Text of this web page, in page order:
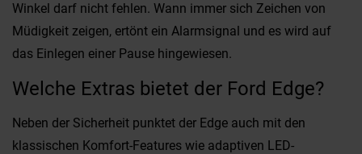
Winkel darf nicht fehlen. Wann immer sich Zeichen von
Müdigkeit zeigen, ertönt ein Alarmsignal und es wird auf
das Einlegen einer Pause hingewiesen.
Welche Extras bietet der Ford Edge?
Neben der Sicherheit punktet der Edge auch mit den
klassischen Komfort-Features wie adaptiven LED-